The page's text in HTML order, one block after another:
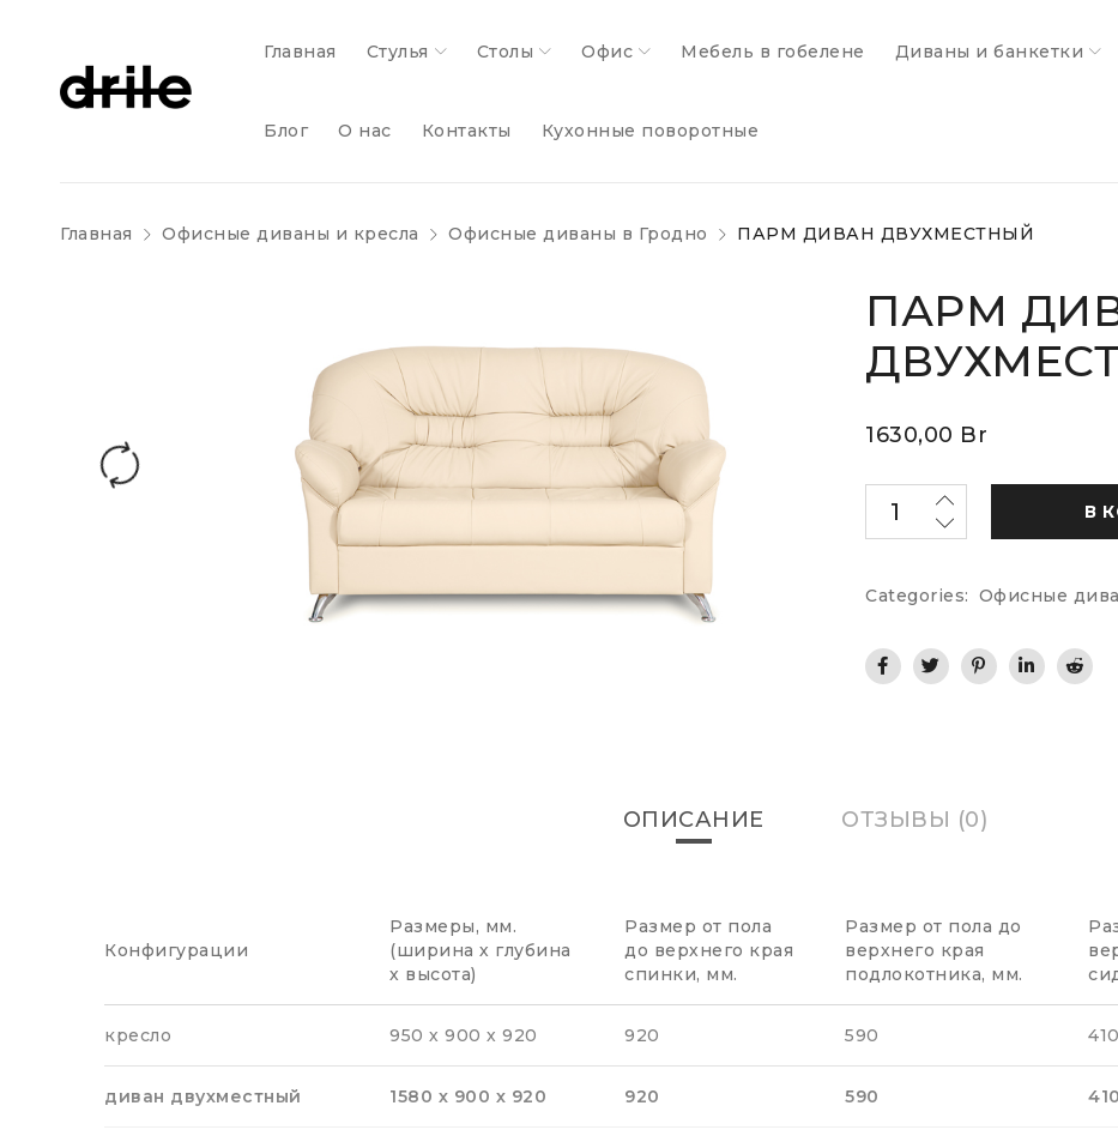
Главная Стулья Столы Офис Мебель в гобелене Диваны и банкетки
Блог О нас Контакты Кухонные поворотные
Главная Офисные диваны и кресла Офисные диваны в Гродно ПАРМ ДИВАН ДВУХМЕСТНЫЙ
ПАРМ
1630,00 Br
В
Categories: Офисные
ОПИСАНИЕ ОТЗЫВЫ (0)
Конфигурации
Размеры, мм.
(ширина х глубина
х высота)
Размер от пола
до верхнего края
спинки, мм.
Размер от пола до
верхнего края
подлокотника, мм.
кресло 950 х 900 х 920 920 590 410
диван двухместный 1580 х 900 х 920 920 590 410